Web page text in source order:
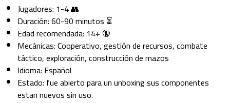
Jugadores: 1-4 👥
Duración: 60-90 minutos ⏳
Edad recomendada: 14+ 🔞
Mecánicas: Cooperativo, gestión de recursos, combate
táctico, exploración, construcción de mazos
Idioma: Español
Estado: fue abierto para un unboxing sus componentes
estan nuevos sin uso.